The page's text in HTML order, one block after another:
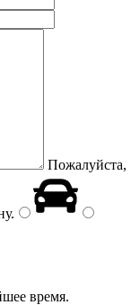
Пожалуйста,
.
время.